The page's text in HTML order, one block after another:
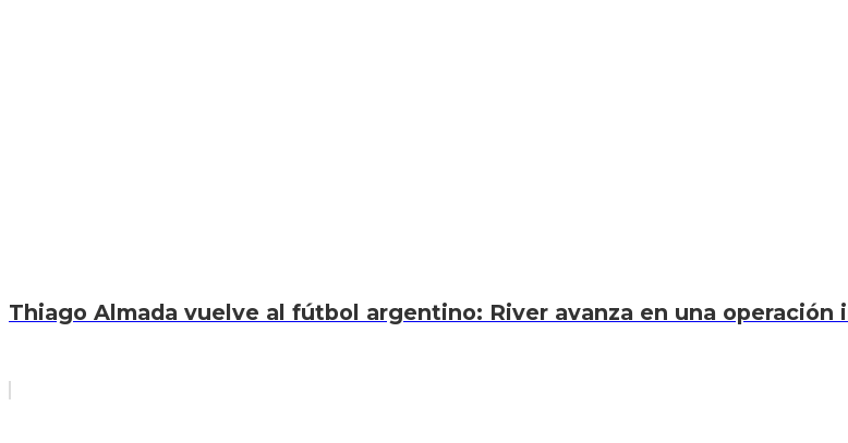
Thiago Almada vuelve al fútbol argentino: River avanza en una operación